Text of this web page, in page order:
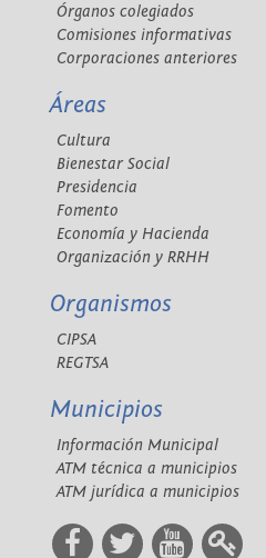
Órganos colegiados
Comisiones informativas
Corporaciones anteriores
Áreas
Cultura
Bienestar Social
Presidencia
Fomento
Economía y Hacienda
Organización y RRHH
Organismos
CIPSA
REGTSA
Municipios
Información Municipal
ATM técnica a municipios
ATM jurídica a municipios